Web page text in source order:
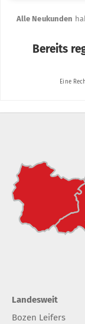
Landesweit
Bozen Leifers